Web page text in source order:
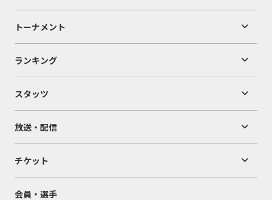
トーナメント
ランキング
スタッツ
放送・配信
チケット
会員・選手